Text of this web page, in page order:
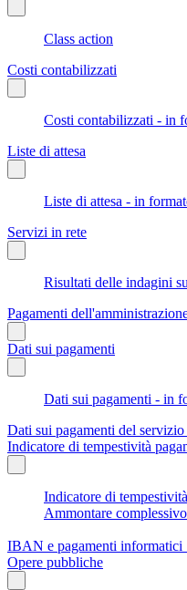
Class action
Costi contabilizzati
Costi contabilizzati - in
Liste di attesa
Liste di attesa - in
Servizi in rete
Risultati delle indagini
Pagamenti
Dati sui pagamenti
Dati sui pagamenti - in
Dati sui pagamenti del
Indicatore di tempestività
Indicatore di
Ammontare
IBAN e pagamenti informatici
Opere pubbliche